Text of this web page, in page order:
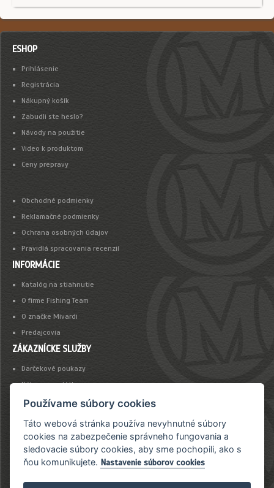
ESHOP
Prihlásenie
Registrácia
Nákupný košík
Zabudli ste heslo?
Návody na použitie
Video k produktom
Ceny prepravy
Obchodné podmienky
Reklamačné podmienky
Ochrana osobných údajov
Pravidlá spracovania recenzií
INFORMÁCIE
Katalóg na stiahnutie
O firme Fishing Team
O značke Mivardi
Predajcovia
ZÁKAZNÍCKE SLUŽBY
Darčekové poukazy
Nákup na splátky
Platba kartou
NEWSLETTER
Chcete byť vždy včas informovaný o našich novinkách a akciovej ponuke?
Používame súbory cookies
Táto webová stránka používa nevyhnutné súbory
cookies na zabezpečenie správneho fungovania a
sledovacie súbory cookies, aby sme pochopili, ako s
ňou komunikujete. Nastavenie súborov cookies